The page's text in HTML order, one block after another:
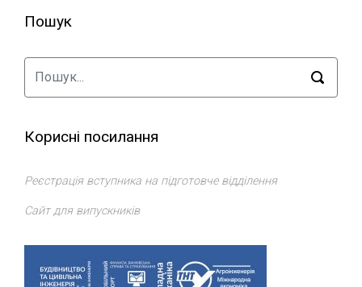
Пошук
Корисні посилання
Реєстрація вступника на підготовче відділення
Сайт для випускників